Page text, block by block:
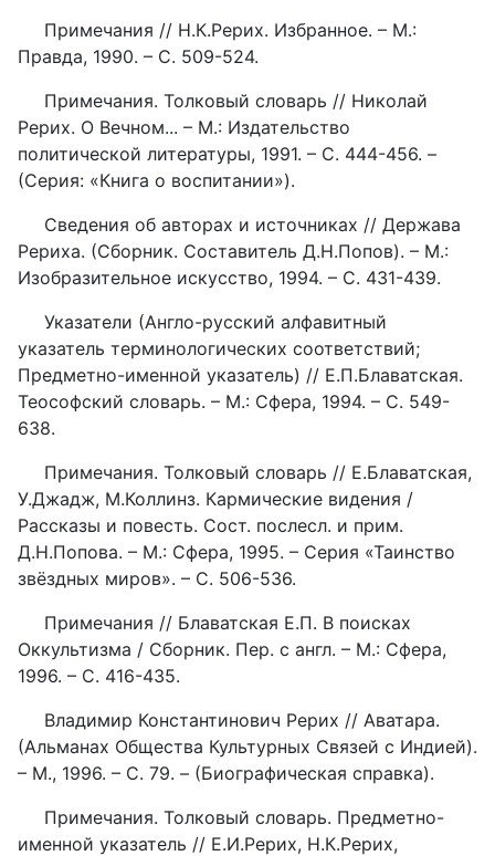
Примечания // Н.К.Рерих. Избранное. – М.:
Правда, 1990. – С. 509-524.
Примечания. Толковый словарь // Николай
Рерих. О Вечном... – М.: Издательство
политической литературы, 1991. – С. 444-456. –
(Серия: «Книга о воспитании»).
Сведения об авторах и источниках // Держава
Рериха. (Сборник. Составитель Д.Н.Попов). – М.:
Изобразительное искусство, 1994. – С. 431-439.
Указатели (Англо-русский алфавитный
указатель терминологических соответствий;
Предметно-именной указатель) // Е.П.Блаватская.
Теософский словарь. – М.: Сфера, 1994. – С. 549-
638.
Примечания. Толковый словарь // Е.Блаватская,
У.Джадж, М.Коллинз. Кармические видения /
Рассказы и повесть. Сост. послесл. и прим.
Д.Н.Попова. – М.: Сфера, 1995. – Серия «Таинство
звёздных миров». – С. 506-536.
Примечания // Блаватская Е.П. В поисках
Оккультизма / Сборник. Пер. с англ. – М.: Сфера,
1996. – С. 416-435.
Владимир Константинович Рерих // Аватара.
(Альманах Общества Культурных Связей с Индией).
– М., 1996. – С. 79. – (Биографическая справка).
Примечания. Толковый словарь. Предметно-
именной указатель // Е.И.Рерих, Н.К.Рерих,